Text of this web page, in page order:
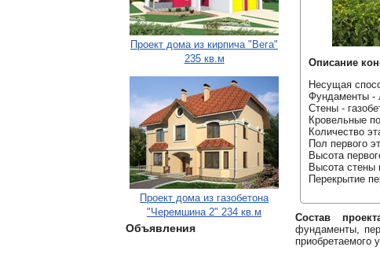
Проект дома из кирпича "Вега"
235 кв.м
Проект дома из газобетона
"Черемшина 2" 234 кв.м
Объявления
Описание
Несущая
Фундаменты -
Стены -
Кровельные
Количество
Пол первого
Высота
Высота
Перекрытие
Состав
фундаменты,
приобретаемого